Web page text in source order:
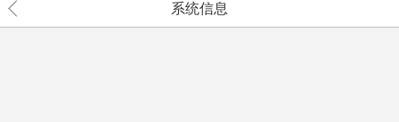
系统信息